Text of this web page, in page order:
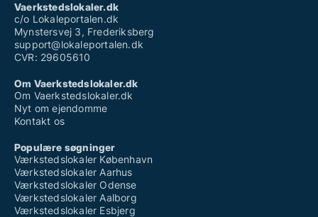
Vaerkstedslokaler.dk
c/o Lokaleportalen.dk
Mynstersvej 3, Frederiksberg
support@lokaleportalen.dk
CVR: 29605610
Om Vaerkstedslokaler.dk
Om Vaerkstedslokaler.dk
Nyt om ejendomme
Kontakt os
Populære søgninger
Værkstedslokaler København
Værkstedslokaler Aarhus
Værkstedslokaler Odense
Værkstedslokaler Aalborg
Værkstedslokaler Esbjerg